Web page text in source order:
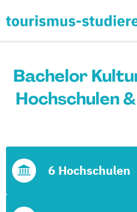
Bachelor
Hochschulen
6 Hochschulen